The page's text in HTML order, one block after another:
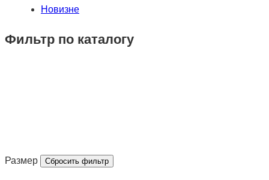
Новизне
Фильтр по каталогу
Размер Сбросить фильтр